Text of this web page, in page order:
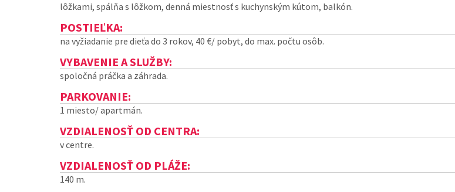
lôžkami, spálňa s lôžkom, denná miestnosť s kuchynským kútom, balkón.
POSTIEĽKA:
na vyžiadanie pre dieťa do 3 rokov, 40 €/ pobyt, do max. počtu osôb.
VYBAVENIE A SLUŽBY:
spoločná práčka a záhrada.
PARKOVANIE:
1 miesto/ apartmán.
VZDIALENOSŤ OD CENTRA:
v centre.
VZDIALENOSŤ OD PLÁŽE:
140 m.